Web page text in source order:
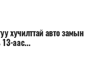
хучилттай авто замын
13-аас...